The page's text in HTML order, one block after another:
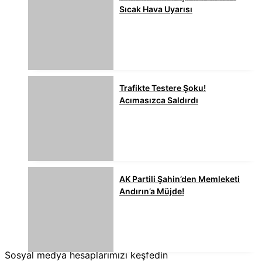
Sıcak Hava Uyarısı
Trafikte Testere Şoku!
Acımasızca Saldırdı
AK Partili Şahin’den Memleketi
Andırın’a Müjde!
Sosyal medya hesaplarımızı keşfedin